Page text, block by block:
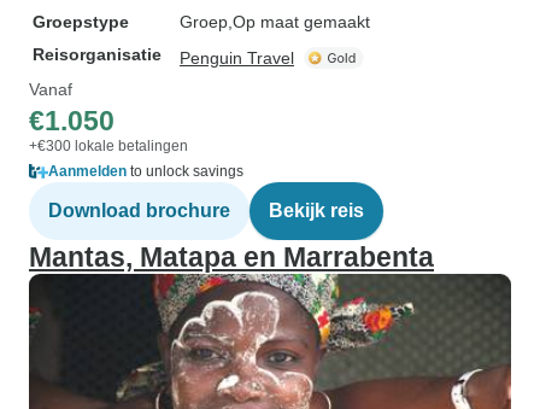
Groepstype
Groep Op maat gemaakt
Reisorganisatie
Penguin Travel
Vanaf
€1.050
+€300 lokale betalingen
Aanmelden to unlock savings
Download brochure Bekijk reis
Mantas, Matapa en Marrabenta